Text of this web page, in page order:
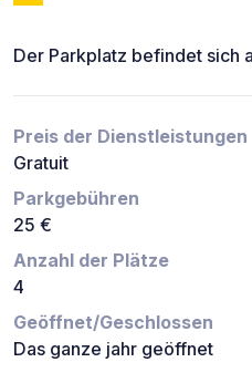
Der Parkplatz befindet sich
Preis der Dienstleistungen
Gratuit
Parkgebühren
25 €
Anzahl der Plätze
4
Geöffnet/Geschlossen
Das ganze jahr geöffnet